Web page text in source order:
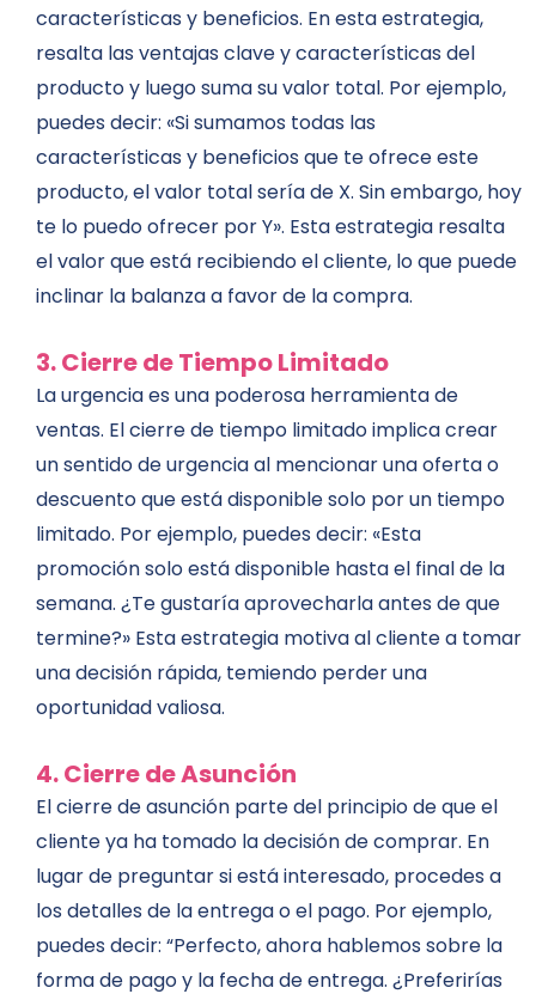
características y beneficios. En esta estrategia,
resalta las ventajas clave y características del
producto y luego suma su valor total. Por ejemplo,
puedes decir: «Si sumamos todas las
características y beneficios que te ofrece este
producto, el valor total sería de X. Sin embargo, hoy
te lo puedo ofrecer por Y». Esta estrategia resalta
el valor que está recibiendo el cliente, lo que puede
inclinar la balanza a favor de la compra.
3. Cierre de Tiempo Limitado
La urgencia es una poderosa herramienta de
ventas. El cierre de tiempo limitado implica crear
un sentido de urgencia al mencionar una oferta o
descuento que está disponible solo por un tiempo
limitado. Por ejemplo, puedes decir: «Esta
promoción solo está disponible hasta el final de la
semana. ¿Te gustaría aprovecharla antes de que
termine?» Esta estrategia motiva al cliente a tomar
una decisión rápida, temiendo perder una
oportunidad valiosa.
4. Cierre de Asunción
El cierre de asunción parte del principio de que el
cliente ya ha tomado la decisión de comprar. En
lugar de preguntar si está interesado, procedes a
los detalles de la entrega o el pago. Por ejemplo,
puedes decir: “Perfecto, ahora hablemos sobre la
forma de pago y la fecha de entrega. ¿Preferirías